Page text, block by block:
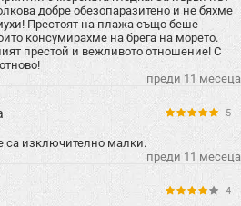
добре обезопаразитено и не бяхме
Престоят на плажа също беше
консумирахме на брега на морето.
престой и вежливото отношение! С
преди 11 месеца
5
са изключително малки.
преди 11 месеца
4